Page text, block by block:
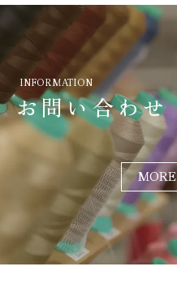
INFORMATION
お問い合わせ
MORE